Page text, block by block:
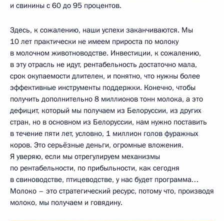
и свинины с 60 до 95 процентов.
Здесь, к сожалению, наши успехи заканчиваются. Мы
10 лет практически не имеем прироста по молоку
в молочном животноводстве. Инвестиции, к сожалению,
в эту отрасль не идут, рентабельность достаточно мала,
срок окупаемости длителен, и понятно, что нужны более
эффективные инструменты поддержки. Конечно, чтобы
получить дополнительно 8 миллионов тонн молока, а это
дефицит, который мы получаем из Белоруссии, из других
стран, но в основном из Белоруссии, нам нужно поставить
в течение пяти лет, условно, 1 миллион голов фуражных
коров. Это серьёзные деньги, огромные вложения.
Я уверяю, если мы отрегулируем механизмы
по рентабельности, по прибыльности, как сегодня
в свиноводстве, птицеводстве, у нас будет программа…
Молоко – это стратегический ресурс, потому что, производя
молоко, мы получаем и говядину.